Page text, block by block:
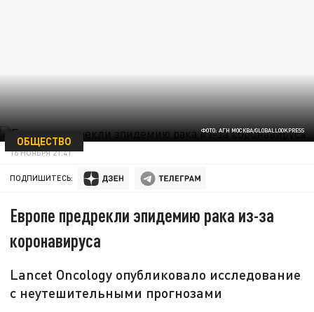
ФОТО: АГН МОСКВА/GLOBALLOOKPRESS
ОБЩЕСТВО
16 НОЯБРЯ 21:41
ПОДПИШИТЕСЬ:
Европе предрекли эпидемию рака из-за
коронавируса
Lancet Oncology опубликовало исследование
с неутешительными прогнозами